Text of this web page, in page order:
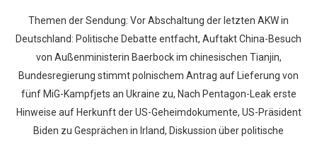
Themen der Sendung: Vor Abschaltung der letzten AKW in
Deutschland: Politische Debatte entfacht, Auftakt China-Besuch
von Außenministerin Baerbock im chinesischen Tianjin,
Bundesregierung stimmt polnischem Antrag auf Lieferung von
fünf MiG-Kampfjets an Ukraine zu, Nach Pentagon-Leak erste
Hinweise auf Herkunft der US-Geheimdokumente, US-Präsident
Biden zu Gesprächen in Irland, Diskussion über politische